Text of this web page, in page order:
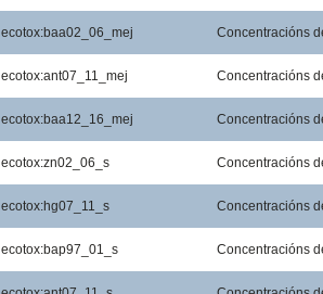
ecotox:baa02_06_mej Concentracións
ecotox:ant07_11_mej Concentracións
ecotox:baa12_16_mej Concentracións
ecotox:zn02_06_s Concentracións
ecotox:hg07_11_s Concentracións
ecotox:bap97_01_s Concentracións